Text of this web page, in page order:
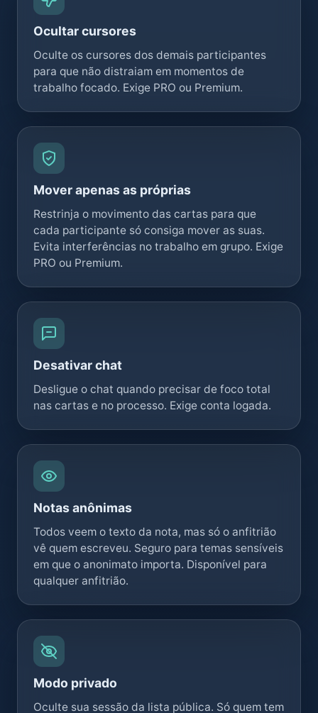
Ocultar cursores
Oculte os cursores dos demais participantes
para que não distraiam em momentos de
trabalho focado. Exige PRO ou Premium.
Mover apenas as próprias
Restrinja o movimento das cartas para que
cada participante só consiga mover as suas.
Evita interferências no trabalho em grupo. Exige
PRO ou Premium.
Desativar chat
Desligue o chat quando precisar de foco total
nas cartas e no processo. Exige conta logada.
Notas anônimas
Todos veem o texto da nota, mas só o anfitrião
vê quem escreveu. Seguro para temas sensíveis
em que o anonimato importa. Disponível para
qualquer anfitrião.
Modo privado
Oculte sua sessão da lista pública. Só quem tem